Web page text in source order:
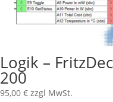
Logik –
200
95,00 € zzgl MwSt.